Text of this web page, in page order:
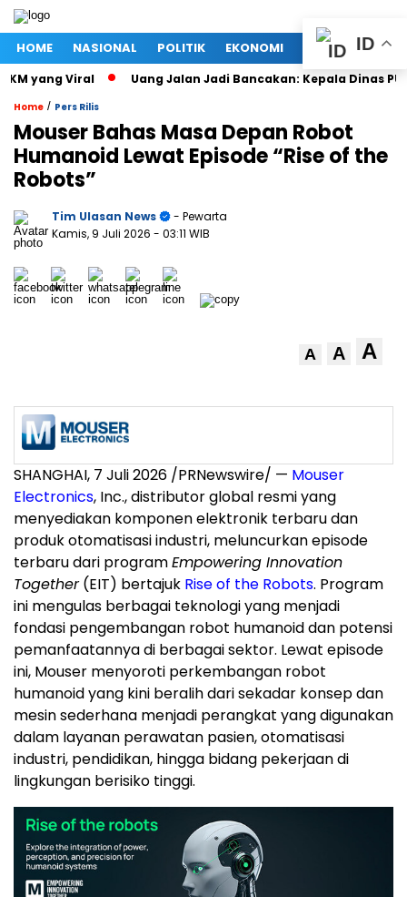
HOME NASIONAL POLITIK EKONOMI MEGAPOLITAN
yang Viral Uang Jalan Jadi Bancakan: Kepala Dinas PUPR
Home / Pers Rilis
Mouser Bahas Masa Depan Robot
Humanoid Lewat Episode “Rise of the
Robots”
Tim Ulasan News
- Pewarta
Kamis, 9 Juli 2026 - 03:11 WIB
A A A
SHANGHAI, 7 Juli 2026 /PRNewswire/ — Mouser
Electronics, Inc., distributor global resmi yang
menyediakan komponen elektronik terbaru dan
produk otomatisasi industri, meluncurkan episode
terbaru dari programEmpowering Innovation
Together(EIT) bertajuk Rise of the Robots. Program
ini mengulas berbagai teknologi yang menjadi
fondasi pengembangan robot humanoid dan potensi
pemanfaatannya di berbagai sektor. Lewat episode
ini, Mouser menyoroti perkembangan robot
humanoid yang kini beralih dari sekadar konsep dan
mesin sederhana menjadi perangkat yang digunakan
dalam layanan perawatan pasien, otomatisasi
industri, pendidikan, hingga bidang pekerjaan di
lingkungan berisiko tinggi.
ID